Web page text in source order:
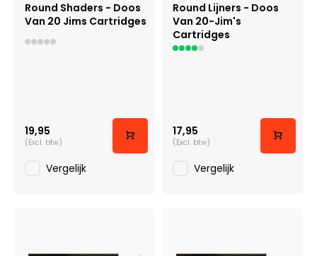
Round Shaders - Doos
Van 20 Jims Cartridges
19,95
(Excl. btw)
Vergelijk
Round Lijners - Doos
Van 20-Jim's
Cartridges
17,95
(Excl. btw)
Vergelijk